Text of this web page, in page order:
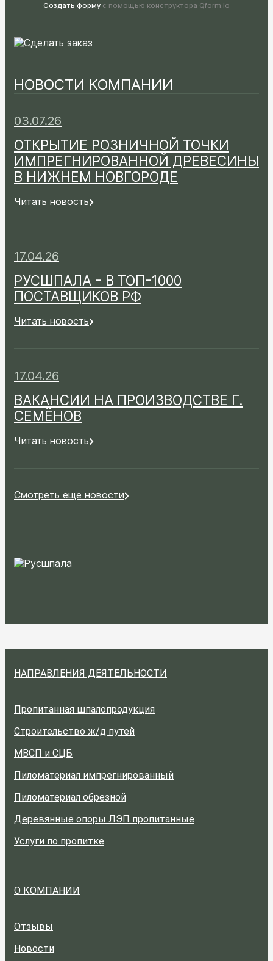
Создать форму с помощью конструктора Qform.io
НОВОСТИ КОМПАНИИ
03.07.26
ОТКРЫТИЕ РОЗНИЧНОЙ ТОЧКИ
ИМПРЕГНИРОВАННОЙ ДРЕВЕСИНЫ
В НИЖНЕМ НОВГОРОДЕ
Читать новость
17.04.26
РУСШПАЛА - В ТОП-1000
ПОСТАВЩИКОВ РФ
Читать новость
17.04.26
ВАКАНСИИ НА ПРОИЗВОДСТВЕ Г.
СЕМЁНОВ
Читать новость
Смотреть еще новости
НАПРАВЛЕНИЯ ДЕЯТЕЛЬНОСТИ
Пропитанная шпалопродукция
Строительство ж/д путей
МВСП и СЦБ
Пиломатериал импрегнированный
Пиломатериал обрезной
Деревянные опоры ЛЭП пропитанные
Услуги по пропитке
О КОМПАНИИ
Отзывы
Новости